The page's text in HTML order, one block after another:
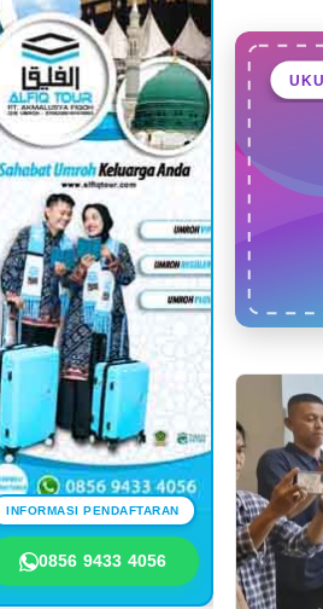
INFORMASI PENDAFTARAN
0856 9433 4056